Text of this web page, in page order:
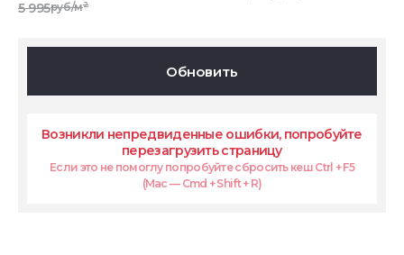
5 995руб/м2
Обновить
Возникли непредвиденные ошибки, попробуйте
перезагрузить страницу
Если это не помоглу попробуйте сбросить кеш Ctrl + F5
(Mac — Cmd + Shift + R)